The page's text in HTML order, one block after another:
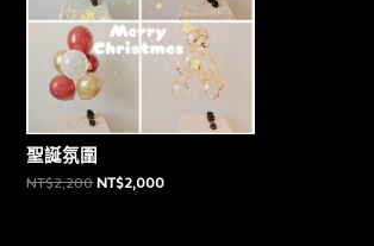
聖誕氛圍
NT$2,200NT$2,000